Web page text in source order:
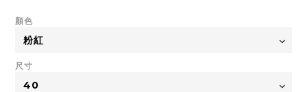
顏色
尺寸